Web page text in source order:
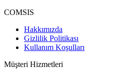
COMSIS
Hakkımızda
Gizlilik Politikası
Kullanım Koşulları
Müşteri Hizmetleri